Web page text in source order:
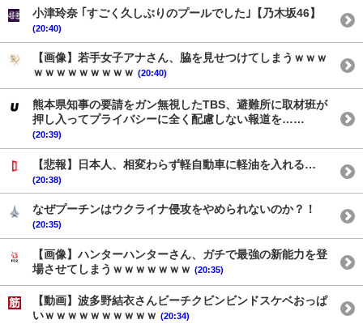
小津玲奈 ｢すごく久しぶりのプールでした｣【乃木坂46】
(20:40)
【画像】若手女子アナさん、脇を見せつけてしまうｗｗｗ
ｗｗｗｗｗｗｗｗｗ (20:40)
熊本県知事の要請をガン無視したTBS、避難所に取材班が
押し入ってプライバシーに全く配慮しない報道を……
(20:39)
【悲報】日本人、相変わらず軽自動車に軽油を入れる…
(20:38)
なぜプーチンはウクライナ侵攻をやめられないのか？！
(20:35)
【画像】ハンターハンターさん、ガチで最強の新能力を登
場させてしまうｗｗｗｗｗｗｗ (20:35)
【動画】波多野結衣さんビーチクビンビンドスケベおっぱ
いｗｗｗｗｗｗｗｗｗｗ (20:34)